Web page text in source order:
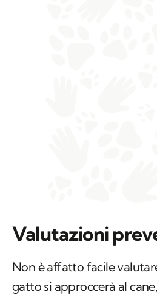
Valutazioni
Non è affatto facile
gatto si approccerà al